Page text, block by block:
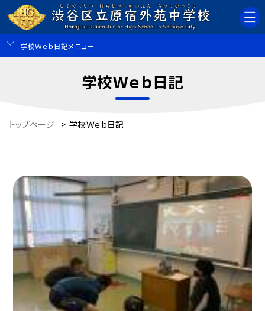
学校Ｗｅｂ日記メニュー
学校Ｗｅｂ日記
トップページ > 学校Ｗｅｂ日記